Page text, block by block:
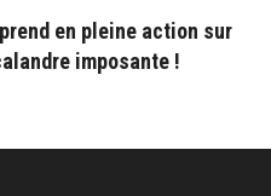
en pleine action sur
imposante !